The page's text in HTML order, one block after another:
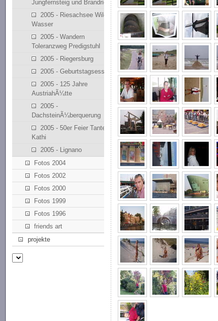
Jungfernsteig und Brandriedl
2005 - Riesachsee Wilde
Wasser
2005 - Wandern
Toleranzweg Predigstuhl
2005 - Riegersburg
2005 - Geburtstagsessen
2005 - 125 Jahre
AustriahÃ¼tte
2005 -
DachsteinÃ¼berquerung
2005 - 50er Feier Tante
Kathi
2005 - Lignano
Fotos 2004
Fotos 2002
Fotos 2000
Fotos 1999
Fotos 1996
friends art
projekte